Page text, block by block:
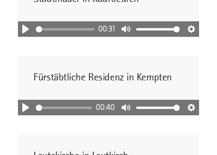
Abspielen
00:31
Stummschaltung
Fürstäbtliche Residenz in Kempten
Abspielen
00:40
Stummschaltung